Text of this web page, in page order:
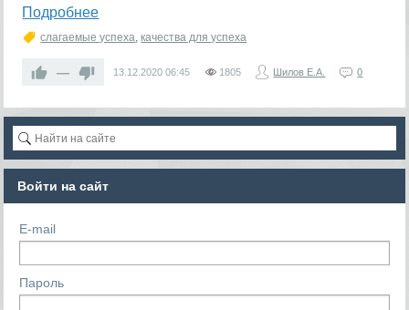
Подробнее
слагаемые успеха,качества для успеха
— 13.12.2020 06:45 1805 Шилов Е.А. 0
Войти на сайт
E-mail
Пароль